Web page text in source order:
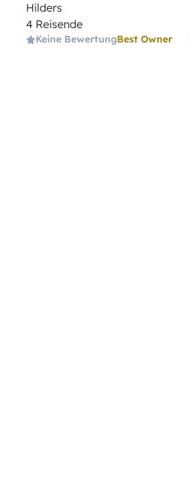
Hilders
4 Reisende
Keine BewertungBest Owner